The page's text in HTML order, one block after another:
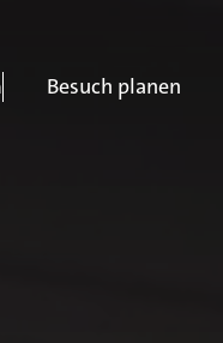
Besuch planen